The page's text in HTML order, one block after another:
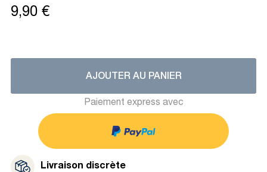
9,90 €
AJOUTER AU PANIER
Paiement express avec
Livraison discrète